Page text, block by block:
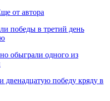
от автора
победы в третий день
обыграли одного из
двенадцатую победу кряду в